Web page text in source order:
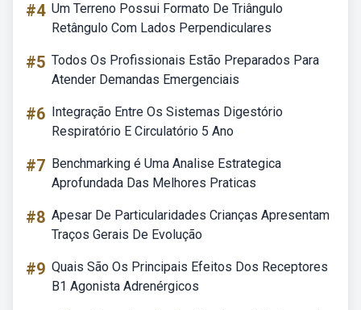
#4 Um Terreno Possui Formato De Triângulo
Retângulo Com Lados Perpendiculares
#5 Todos Os Profissionais Estão Preparados Para
Atender Demandas Emergenciais
#6 Integração Entre Os Sistemas Digestório
Respiratório E Circulatório 5 Ano
#7 Benchmarking é Uma Analise Estrategica
Aprofundada Das Melhores Praticas
#8 Apesar De Particularidades Crianças Apresentam
Traços Gerais De Evolução
#9 Quais São Os Principais Efeitos Dos Receptores
B1 Agonista Adrenérgicos